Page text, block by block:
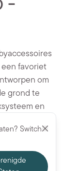
Switch
-
een favoriet
om
grond te
en
alle BIBS
vanaf